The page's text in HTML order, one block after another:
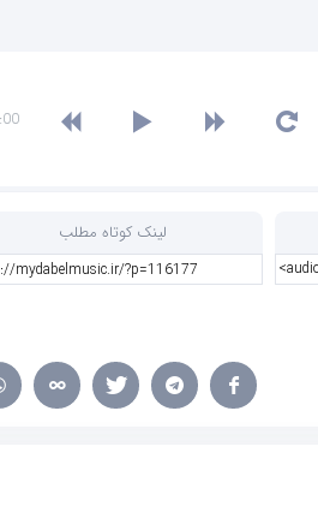
لینک کوتاه مطلب